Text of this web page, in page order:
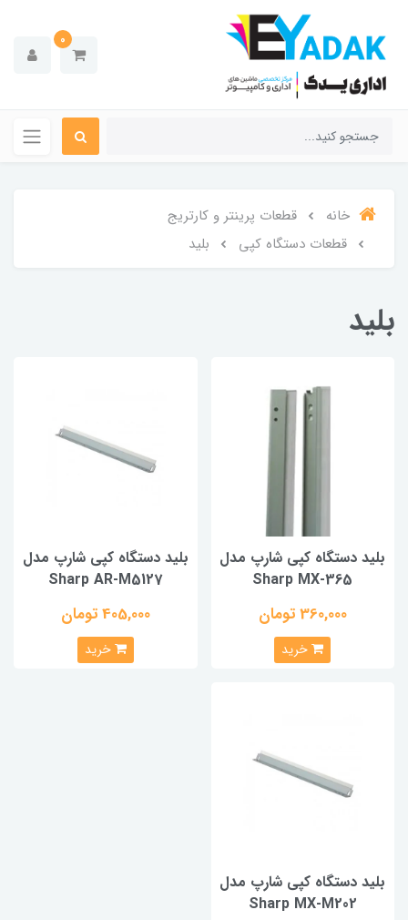
0
خانه
قطعات پرینتر و کارتریج
قطعات دستگاه کپی
بلید
بلید
بلید دستگاه کپی شارپ مدل
Sharp MX-365
360,000 تومان
خرید
بلید دستگاه کپی شارپ مدل
Sharp AR-M5127
405,000 تومان
خرید
بلید دستگاه کپی شارپ مدل
Sharp MX-M202